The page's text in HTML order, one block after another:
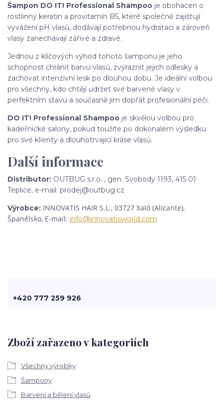
Šampon DO IT! Professional Shampoo je obohacen o
rostlinný keratin a provitamín B5, které společně zajišťují
vyvážení pH vlasů, dodávají potřebnou hydrataci a zároveň
vlasy zanechávají zářivé a zdravé.
Jednou z klíčových výhod tohoto šamponu je jeho
schopnost chránit barvu vlasů, zvýraznit jejich odlesky a
zachovat intenzivní lesk po dlouhou dobu. Je ideální volbou
pro všechny, kdo chtějí udržet své barvené vlasy v
perfektním stavu a současně jim dopřát profesionální péči.
DO IT! Professional Shampoo je skvělou volbou pro
kadeřnické salony, pokud toužíte po dokonalém výsledku
pro své klienty a dlouhotrvající kráse vlasů.
Další informace
Distributor: OUTBUG s.r.o. , gen. Svobody 1193, 415 01
Teplice, e-mail: prodej@outbug.cz
Výrobce: INNOVATIS HAIR S.L., 03727 Xaló (Alicante),
Španělsko, E-mail: info@innovatisworld.com
Zboží zařazeno v kategoriích
Všechny výrobky
Šampony
Barvení a bělení vlasů
+420 777 259 926